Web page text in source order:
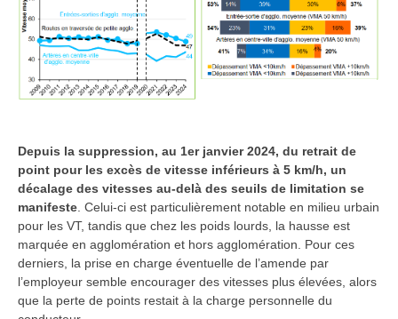
Depuis la suppression, au 1er janvier 2024, du retrait de
point pour les excès de vitesse inférieurs à 5 km/h, un
décalage des vitesses au-delà des seuils de limitation se
manifeste . Celui-ci est particulièrement notable en milieu urbain
pour les VT, tandis que chez les poids lourds, la hausse est
marquée en agglomération et hors agglomération. Pour ces
derniers, la prise en charge éventuelle de l’amende par
l’employeur semble encourager des vitesses plus élevées, alors
que la perte de points restait à la charge personnelle du